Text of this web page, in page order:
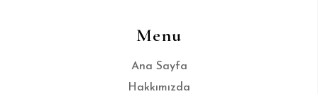
Menu
Ana Sayfa
Hakkımızda